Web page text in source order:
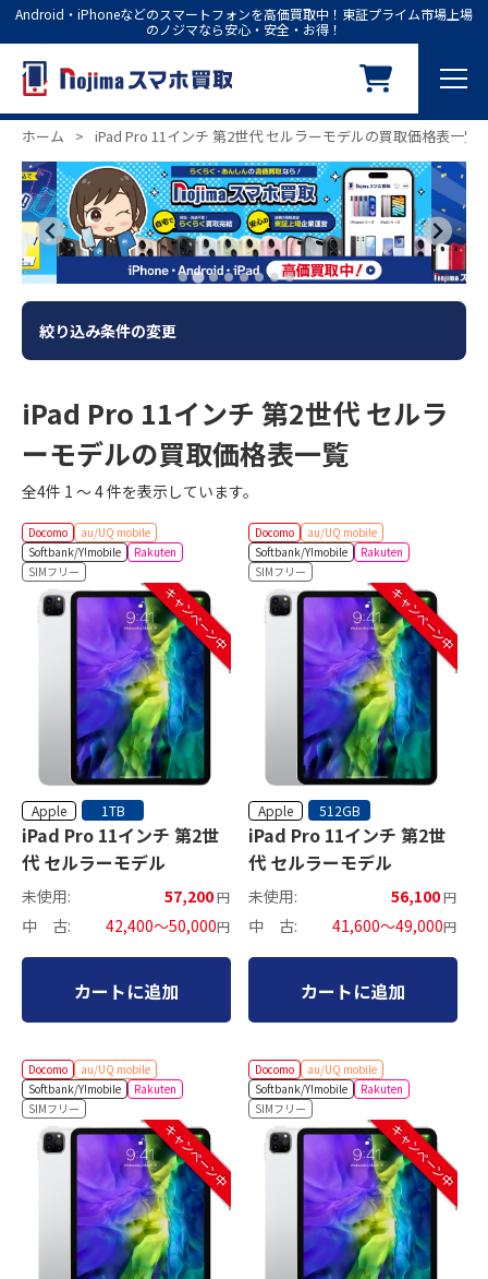
Android・iPhoneなどのスマートフォンを高価買取中！東証プライム市場上場
のノジマなら安心・安全・お得！
ホーム > iPad Pro 11インチ 第2世代 セルラーモデルの買取価格表一覧
絞り込み条件の変更
iPad Pro 11インチ 第2世代 セルラ
ーモデルの買取価格表一覧
全4件 1 ～ 4 件を表示しています。
Docomo
au/UQ mobile
Softbank/Y!mobile
Rakuten
SIMフリー
キャンペーン中
Apple 1TB
iPad Pro 11インチ 第2世
代 セルラーモデル
未使用: 57,200円
中 古: 42,400～50,000円
カートに追加
Docomo
au/UQ mobile
Softbank/Y!mobile
Rakuten
SIMフリー
キャンペーン中
Apple 512GB
iPad Pro 11インチ 第2世
代 セルラーモデル
未使用: 56,100円
中 古: 41,600～49,000円
カートに追加
Docomo
au/UQ mobile
Softbank/Y!mobile
Rakuten
SIMフリー
キャンペーン中
Docomo
au/UQ mobile
Softbank/Y!mobile
Rakuten
SIMフリー
キャンペーン中